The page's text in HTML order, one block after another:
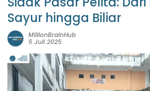
Sayur hingga Biliar
MillionBrainHub
5 Juli 2025